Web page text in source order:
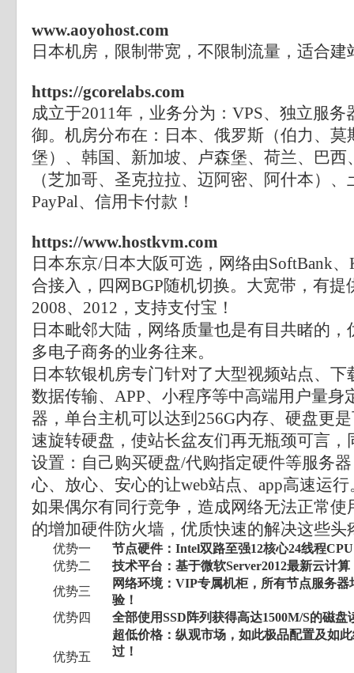
www.aoyohost.com
日本机房，限制带宽，不限制流量，适合
https://gcorelabs.com
成立于2011年，业务分为：VPS、独立服务
御。机房分布在：日本、俄罗斯（伯力、莫
堡）、韩国、新加坡、卢森堡、荷兰、巴西
（芝加哥、圣克拉拉、迈阿密、阿什本）
PayPal、信用卡付款！
https://www.hostkvm.com
日本东京/日本大阪可选，网络由SoftBank
合接入，四网BGP随机切换。大宽带，有提
2008、2012，支持支付宝！
日本毗邻大陆，网络质量也是有目共睹的
多电子商务的业务往来。
日本软银机房专门针对了大型视频站点、
数据传输、APP、小程序等中高端用户量身
器，单台主机可以达到256G内存、硬盘更
速旋转硬盘，使站长盆友们再无瓶颈可言，
设置：自己购买硬盘/代购指定硬件等服务
心、放心、安心的让web站点、app高速运行
如果偶尔有同行竞争，造成网络无法正常使
的增加硬件防火墙，优质快速的解决这些头
优势一
节点硬件：Intel双路至强12核心24线程
优势二
技术平台：基于微软Server2012最新云计
优势三
网络环境：VIP专属机柜，所有节点服务
验！
优势四
全部使用SSD阵列获得高达1500M/S的磁
优势五
超低价格：纵观市场，如此极品配置及如
过！